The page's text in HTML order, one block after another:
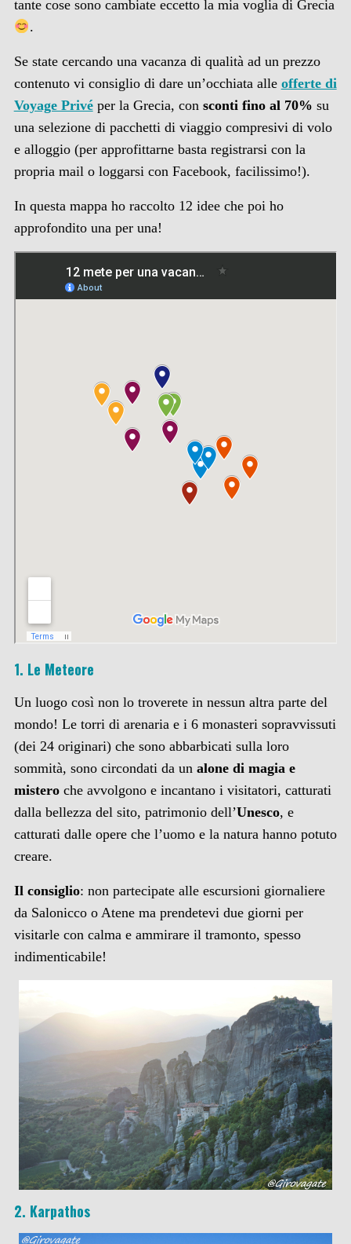
tante cose sono cambiate eccetto la mia voglia di Grecia
.
Se state cercando una vacanza di qualità ad un prezzo
contenuto vi consiglio di dare un’occhiata alle offerte di
Voyage Privéper la Grecia, con sconti fino al 70% su
una selezione di pacchetti di viaggio compresivi di volo
e alloggio (per approfittarne basta registrarsi con la
propria mail o loggarsi con Facebook, facilissimo!).
In questa mappa ho raccolto 12 idee che poi ho
approfondito una per una!
1. Le Meteore
Un luogo così non lo troverete in nessun altra parte del
mondo! Le torri di arenaria e i 6 monasteri sopravvissuti
(dei 24 originari) che sono abbarbicati sulla loro
sommità, sono circondati da un alone di magia e
misteroche avvolgono e incantano i visitatori, catturati
dalla bellezza del sito, patrimonio dell’Unesco, e
catturati dalle opere che l’uomo e la natura hanno potuto
creare.
Il consiglio: non partecipate alle escursioni giornaliere
da Salonicco o Atene ma prendetevi due giorni per
visitarle con calma e ammirare il tramonto, spesso
indimenticabile!
2. Karpathos